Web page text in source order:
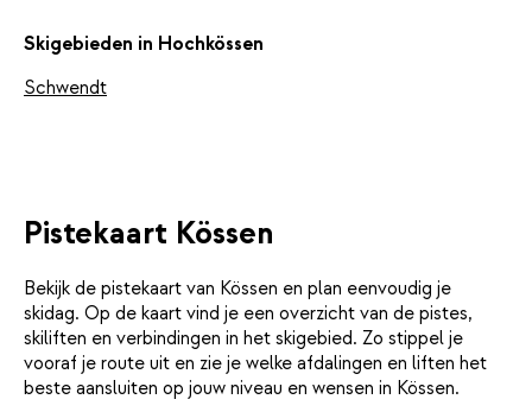
Skigebieden in Hochkössen
Schwendt
Pistekaart Kössen
Bekijk de pistekaart van Kössen en plan eenvoudig je
skidag. Op de kaart vind je een overzicht van de pistes,
skiliften en verbindingen in het skigebied. Zo stippel je
vooraf je route uit en zie je welke afdalingen en liften het
beste aansluiten op jouw niveau en wensen in Kössen.